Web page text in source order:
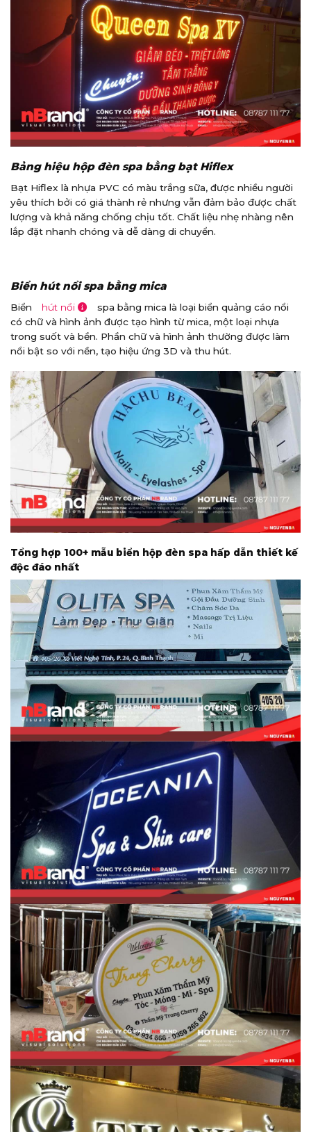
Bảng hiệu hộp đèn spa bằng bạt Hiflex
Bạt Hiflex là nhựa PVC có màu trắng sữa, được nhiều người
yêu thích bởi có giá thành rẻ nhưng vẫn đảm bảo được chất
lượng và khả năng chống chịu tốt. Chất liệu nhẹ nhàng nên
lắp đặt nhanh chóng và dễ dàng di chuyển.
Biển hút nổi spa bằng mica
Biển hút nổi
spa bằng mica là loại biển quảng cáo nổi
có chữ và hình ảnh được tạo hình từ mica, một loại nhựa
trong suốt và bền. Phần chữ và hình ảnh thường được làm
nổi bật so với nền, tạo hiệu ứng 3D và thu hút.
Tổng hợp 100+ mẫu biển hộp đèn spa hấp dẫn thiết kế
độc đáo nhất